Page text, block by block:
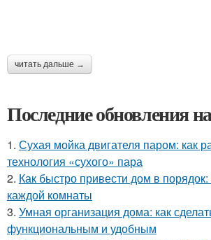
читать дальше →
Последние обновления
1. Сухая мойка двигателя паром: как
технология «сухого» пара
2. Как быстро привести дом в
каждой комнаты
3. Умная организация дома: как
функциональным и удобным